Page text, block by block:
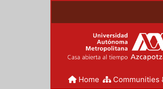
Home Communities